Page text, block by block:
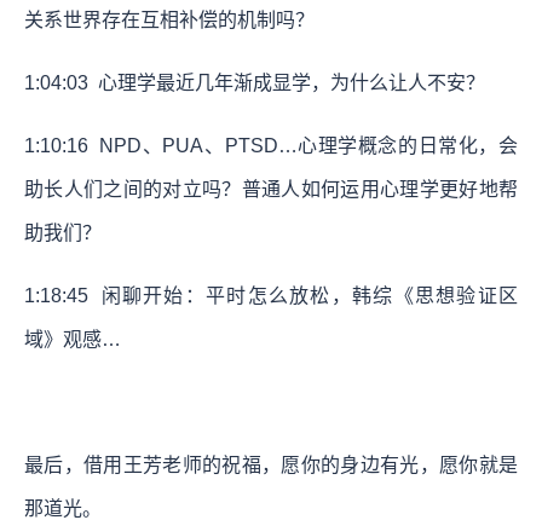
关系世界存在互相补偿的机制吗？
1:04:03 心理学最近几年渐成显学，为什么让人不安？
1:10:16 NPD、PUA、PTSD…心理学概念的日常化，会
助长人们之间的对立吗？普通人如何运用心理学更好地帮
助我们？
1:18:45 闲聊开始：平时怎么放松，韩综《思想验证区
域》观感…
最后，借用王芳老师的祝福，愿你的身边有光，愿你就是
那道光。